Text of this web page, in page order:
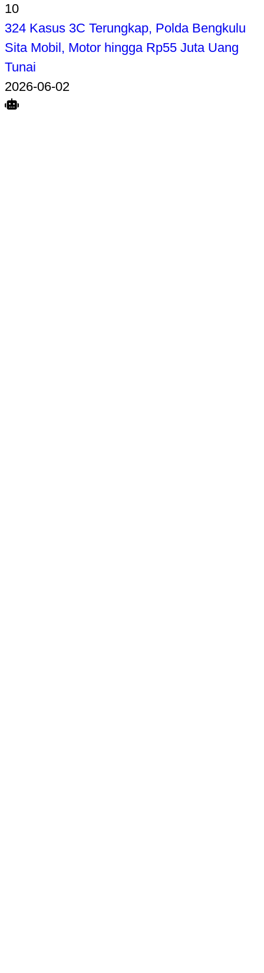
10
324 Kasus 3C Terungkap, Polda Bengkulu
Sita Mobil, Motor hingga Rp55 Juta Uang
Tunai
2026-06-02